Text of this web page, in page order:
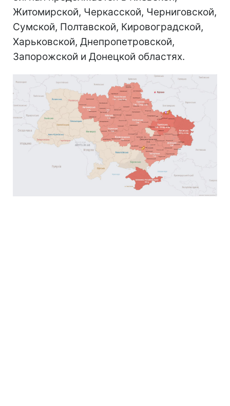
Житомирской, Черкасской, Черниговской,
Сумской, Полтавской, Кировоградской,
Харьковской, Днепропетровской,
Запорожской и Донецкой областях.